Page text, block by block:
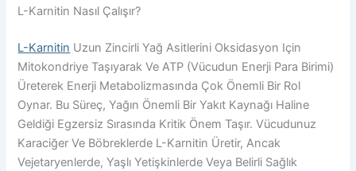
L-Karnitin Nasıl Çalışır?
L-Karnitin Uzun Zincirli Yağ Asitlerini Oksidasyon Için
Mitokondriye Taşıyarak Ve ATP (vücudun Enerji Para Birimi)
Üreterek Enerji Metabolizmasında Çok Önemli Bir Rol
Oynar. Bu Süreç, Yağın Önemli Bir Yakıt Kaynağı Haline
Geldiği Egzersiz Sırasında Kritik Önem Taşır. Vücudunuz
Karaciğer Ve Böbreklerde L-Karnitin Üretir, Ancak
Vejetaryenlerde, Yaşlı Yetişkinlerde Veya Belirli Sağlık